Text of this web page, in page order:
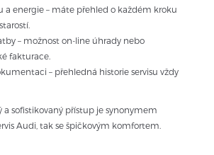
a energie – máte přehled o každém kroku
– možnost on-line úhrady nebo
fakturace.
– přehledná historie servisu vždy
a sofistikovaný přístup je synonymem
Audi, tak se špičkovým komfortem.